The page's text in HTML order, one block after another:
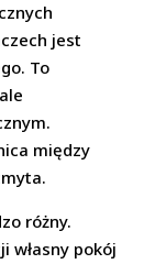
jest
To
między
różny.
własny pokój